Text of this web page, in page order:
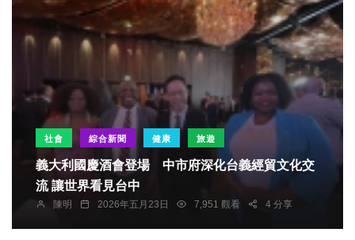
社會 綜合新聞 健康 旅遊
義大利國慶酒會登場 中市府深化台義經貿文化交
流 讓世界看見台中
陳明 2026年五月23日 7,951 觀看 4 分享